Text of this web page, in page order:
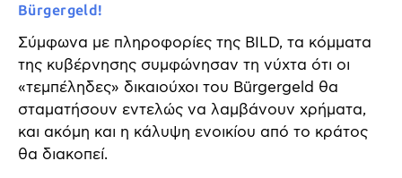
Bürgergeld!
Σύμφωνα με πληροφορίες της BILD, τα κόμματα
της κυβέρνησης συμφώνησαν τη νύχτα ότι οι
«τεμπέληδες» δικαιούχοι του Bürgergeld θα
σταματήσουν εντελώς να λαμβάνουν χρήματα,
και ακόμη και η κάλυψη ενοικίου από το κράτος
θα διακοπεί.